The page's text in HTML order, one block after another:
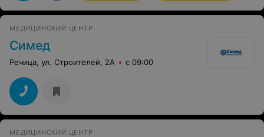
МЕДИЦИНСКИЙ ЦЕНТР
Симед
Речица, ул. Строителей, 2А с 09:00
МЕДИЦИНСКИЙ ЦЕНТР